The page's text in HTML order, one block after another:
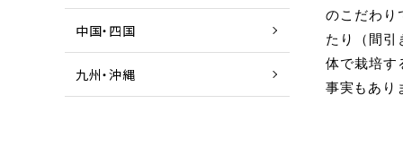
中国・四国
九州・沖縄
のこだわり
たり（間引
体で栽培す
事実もあり